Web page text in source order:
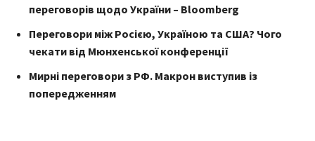
переговорів щодо України – Bloomberg
Переговори між Росією, Україною та США? Чого
чекати від Мюнхенської конференції
Мирні переговори з РФ. Макрон виступив із
попередженням